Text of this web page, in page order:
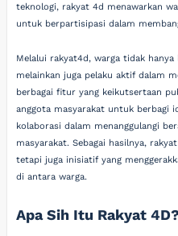
teknologi, rakyat 4d menawarkan
untuk berpartisipasi dalam
Melalui rakyat4d, warga tidak hanya
melainkan juga pelaku aktif dalam
berbagai fitur yang keikutsertaan
anggota masyarakat untuk berbagi
kolaborasi dalam menanggulangi
masyarakat. Sebagai hasilnya,
tetapi juga inisiatif yang
di antara warga.
Apa Sih Itu Rakyat